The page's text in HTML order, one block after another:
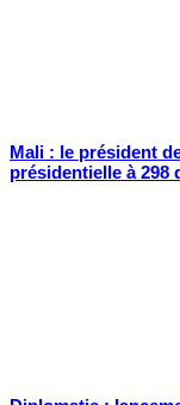
Mali : le président
présidentielle à 298